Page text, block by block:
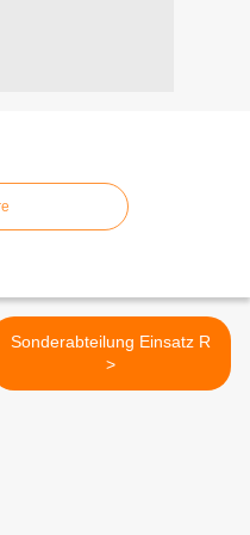
Sonderabteilung Einsatz R
>